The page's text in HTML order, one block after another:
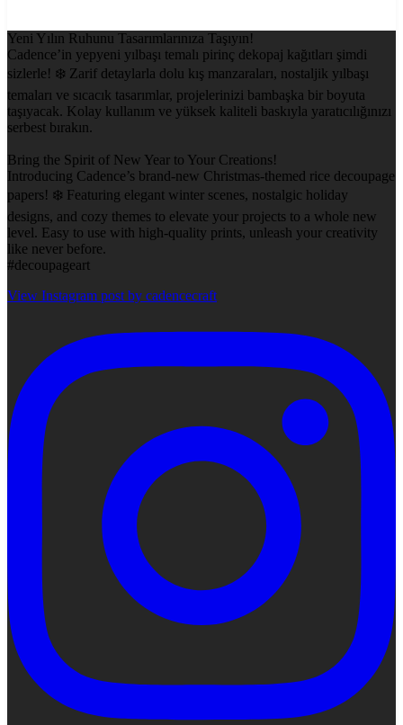
Yeni Yılın Ruhunu Tasarımlarınıza Taşıyın!
Cadence’in yepyeni yılbaşı temalı pirinç dekopaj kağıtları şimdi
sizlerle! ❄️ Zarif detaylarla dolu kış manzaraları, nostaljik yılbaşı
temaları ve sıcacık tasarımlar, projelerinizi bambaşka bir boyuta
taşıyacak. Kolay kullanım ve yüksek kaliteli baskıyla yaratıcılığınızı
serbest bırakın.
Bring the Spirit of New Year to Your Creations!
Introducing Cadence’s brand-new Christmas-themed rice decoupage
papers! ❄️ Featuring elegant winter scenes, nostalgic holiday
designs, and cozy themes to elevate your projects to a whole new
level. Easy to use with high-quality prints, unleash your creativity
like never before.
#decoupageart
View Instagram post by cadencecraft